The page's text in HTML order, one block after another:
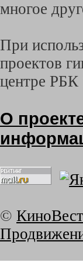
многое
При
проектов
центре РБК
О
©